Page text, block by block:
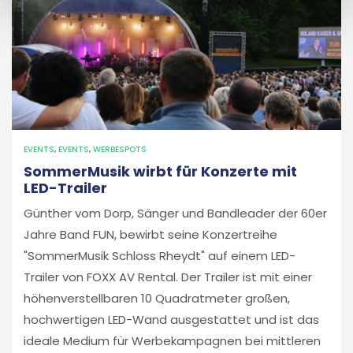
EVENTS, EVENTS, WERBESPOTS
SommerMusik wirbt für Konzerte mit
LED-Trailer
Günther vom Dorp, Sänger und Bandleader der 60er
Jahre Band FUN, bewirbt seine Konzertreihe
"SommerMusik Schloss Rheydt" auf einem LED-
Trailer von FOXX AV Rental. Der Trailer ist mit einer
höhenverstellbaren 10 Quadratmeter großen,
hochwertigen LED-Wand ausgestattet und ist das
ideale Medium für Werbekampagnen bei mittleren